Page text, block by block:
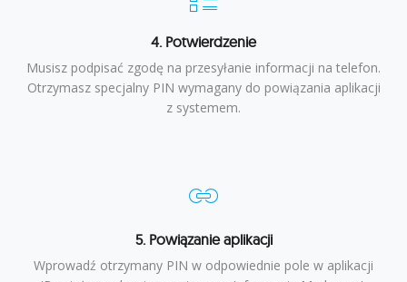
4. Potwierdzenie
Musisz podpisać zgodę na przesyłanie informacji na telefon.
Otrzymasz specjalny PIN wymagany do powiązania aplikacji
z systemem.
5. Powiązanie aplikacji
Wprowadź otrzymany PIN w odpowiednie pole w aplikacji